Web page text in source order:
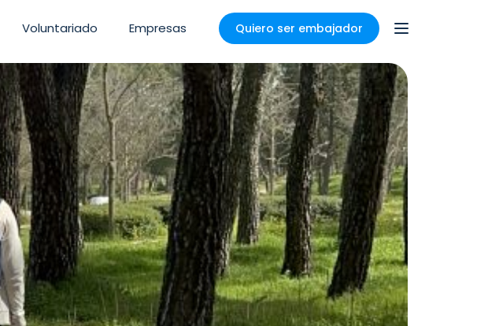
Voluntariado Empresas Quiero ser embajador